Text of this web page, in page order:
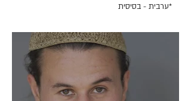
*ערבית - בסיסית